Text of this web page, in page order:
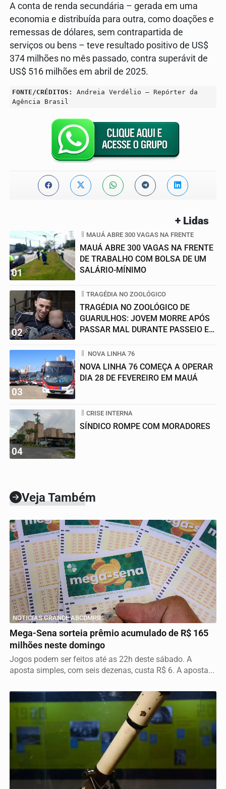
A conta de renda secundária – gerada em uma
economia e distribuída para outra, como doações e
remessas de dólares, sem contrapartida de
serviços ou bens – teve resultado positivo de US$
374 milhões no mês passado, contra superávit de
US$ 516 milhões em abril de 2025.
FONTE/CRÉDITOS:
Andreia Verdélio – Repórter da
Agência Brasil
+ Lidas
01
MAUÁ ABRE 300 VAGAS NA FRENTE
MAUÁ ABRE 300 VAGAS NA FRENTE
DE TRABALHO COM BOLSA DE UM
SALÁRIO-MÍNIMO
02
TRAGÉDIA NO ZOOLÓGICO
TRAGÉDIA NO ZOOLÓGICO DE
GUARULHOS: JOVEM MORRE APÓS
PASSAR MAL DURANTE PASSEIO EM
03
NOVA LINHA 76
NOVA LINHA 76 COMEÇA A OPERAR
DIA 28 DE FEVEREIRO EM MAUÁ
04
CRISE INTERNA
SÍNDICO ROMPE COM MORADORES
Veja Também
NOTICIAS GRANDE ABCDMRR
Mega-Sena sorteia prêmio acumulado de R$ 165
milhões neste domingo
Jogos podem ser feitos até as 22h deste sábado. A
aposta simples, com seis dezenas, custa R$ 6. A aposta...